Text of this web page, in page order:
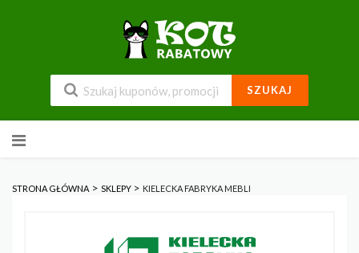
SZUKAJ
do
STRONA GŁÓWNA > SKLEPY > KIELECKA FABRYKA MEBLI